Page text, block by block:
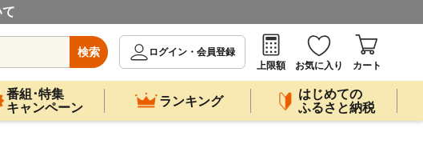
検索
ログイン・会員登録
上限額
お気に入り カート
番組･特集
キャンペーン
ランキング
はじめての
ふるさと納税